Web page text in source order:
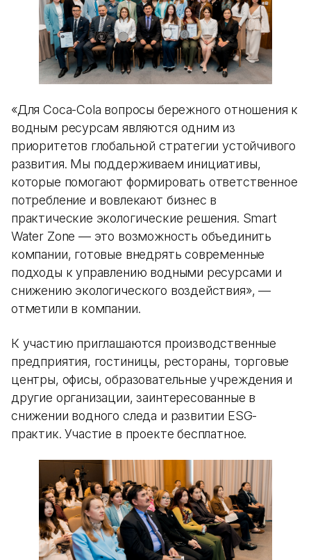
«Для Coca-Cola вопросы бережного отношения к
водным ресурсам являются одним из
приоритетов глобальной стратегии устойчивого
развития. Мы поддерживаем инициативы,
которые помогают формировать ответственное
потребление и вовлекают бизнес в
практические экологические решения. Smart
Water Zone — это возможность объединить
компании, готовые внедрять современные
подходы к управлению водными ресурсами и
снижению экологического воздействия», —
отметили в компании.
К участию приглашаются производственные
предприятия, гостиницы, рестораны, торговые
центры, офисы, образовательные учреждения и
другие организации, заинтересованные в
снижении водного следа и развитии ESG-
практик. Участие в проекте бесплатное.